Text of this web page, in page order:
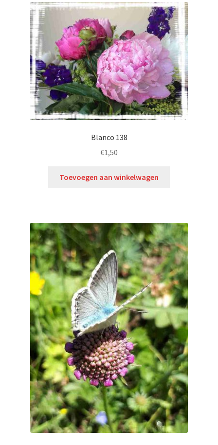
Blanco 138
€1,50
Toevoegen aan winkelwagen